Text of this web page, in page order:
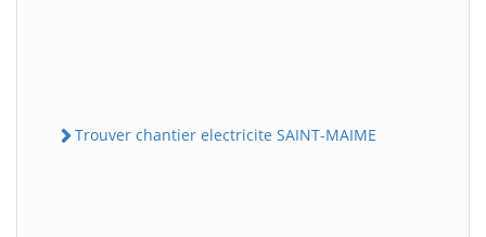
Trouver chantier electricite SAINT-MAIME